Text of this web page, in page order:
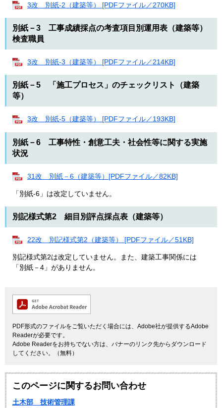
3改 別紙-2（建築等） [PDFファイル／270KB]
別紙－3 工事成績採点の考査項目別運用表（建築等）
検査職員
3改 別紙-3（建築等） [PDFファイル／214KB]
別紙－5 「施工プロセス」のチェックリスト（建築
等）
3改 別紙-5（建築等） [PDFファイル／193KB]
別紙－6 工事特性・創意工夫・社会性等に関する実施
状況
31改 別紙－6（建築等）[PDFファイル／82KB]
「別紙-6」は改定していません。
別記様式第2 細目別評点採点表（建築等）
22改 別記様式第2（建築等） [PDFファイル／51KB]
別記様式第2は改定していません。また、建築工事関係には
「別紙－4」がありません。
PDF形式のファイルをご覧いただく場合には、Adobe社が提供するAdobe
Readerが必要です。
Adobe Readerをお持ちでない方は、バナーのリンク先からダウンロード
してください。（無料）
このページに関するお問い合わせ
土木部 技術管理課